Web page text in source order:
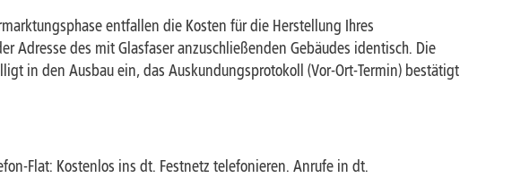
entfallen die Kosten für die Herstellung Ihres
Adresse des mit Glasfaser anzuschließenden Gebäudes identisch. Die
in den Ausbau ein, das Auskundungsprotokoll (Vor-Ort-Termin) bestätigt
Flat: Kostenlos ins dt. Festnetz telefonieren. Anrufe in dt.